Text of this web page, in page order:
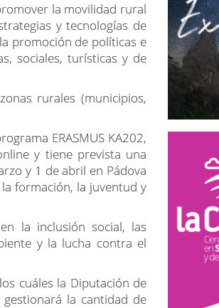
la movilidad rural
y tecnologías de
promoción de políticas e
sociales, turísticas y de
rurales (municipios,
ERASMUS KA202,
y tiene prevista una
y 1 de abril en Pádova
formación, la juventud y
la inclusión social, las
y la lucha contra el
cuáles la Diputación de
la cantidad de